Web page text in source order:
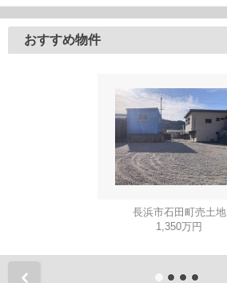
おすすめ物件
長浜市石田町売土地
1,350万円